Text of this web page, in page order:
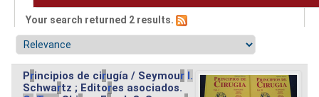
Your search returned 2 results.
Principios de cirugía / Seymour I.
Schwartz ; Editores asociados.